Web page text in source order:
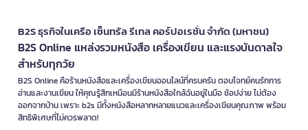
B2S ธุรกิจในเครือ เซ็นทรัล รีเทล คอร์ปอเรชั่น จำกัด (มหาชน)
B2S Online แหล่งรวมหนังสือ เครื่องเขียน และแรงบันดาลใจ
สำหรับทุกวัย
B2S Online คือร้านหนังสือและเครื่องเขียนออนไลน์ที่ครบครัน ตอบโจทย์คนรักการ
อ่านและงานเขียน ให้คุณรู้สึกเหมือนมีร้านหนังสือใกล้ฉันอยู่ในมือ ช้อปง่าย ไม่ต้อง
ออกจากบ้าน เพราะ b2s มีทั้งหนังสือหลากหลายแนวและเครื่องเขียนคุณภาพ พร้อม
สิทธิพิเศษที่ไม่ควรพลาด!